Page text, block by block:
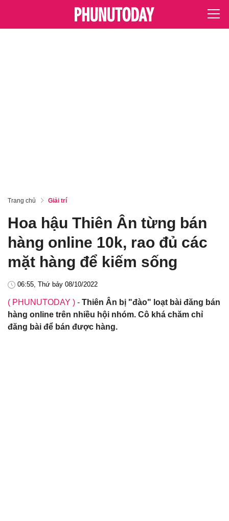
Trang chủ Giải trí
Hoa hậu Thiên Ân từng bán
hàng online 10k, rao đủ các
mặt hàng để kiếm sống
06:55, Thứ bảy 08/10/2022
( PHUNUTODAY ) - Thiên Ân bị "đào" loạt bài đăng bán
hàng online trên nhiều hội nhóm. Cô khá chăm chỉ
đăng bài để bán được hàng.